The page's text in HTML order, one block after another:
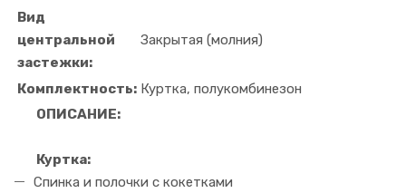
Вид
центральной
застежки:
Закрытая (молния)
Комплектность: Куртка, полукомбинезон
ОПИСАНИЕ:
Куртка:
Спинка и полочки с кокетками